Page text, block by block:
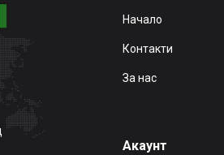
Начало
Контакти
За нас
Акаунт